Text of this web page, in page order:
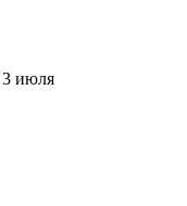
3 июля